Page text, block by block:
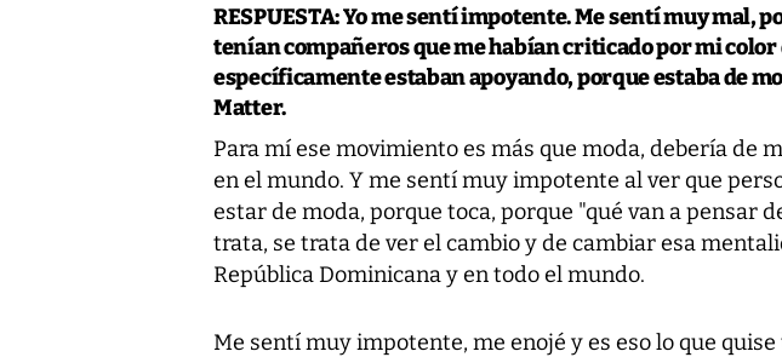
RESPUESTA:Yo me sentí impotente. Me sentí muy mal,
tenían compañeros que me habían criticado por mi color
específicamente estaban apoyando, porque estaba de
Matter.
Para mí ese movimiento es más que moda, debería de
en el mundo. Y me sentí muy impotente al ver que
estar de moda, porque toca, porque "qué van a pensar
trata, se trata de ver el cambio y de cambiar esa
República Dominicana y en todo el mundo.
Me sentí muy impotente, me enojé y es eso lo que